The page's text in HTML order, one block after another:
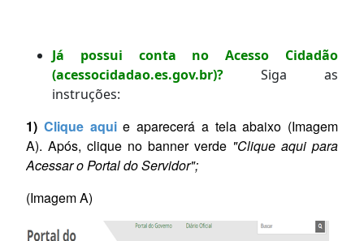
Já possui conta no Acesso Cidadão
(acessocidadao.es.gov.br)?
Siga as
instruções:
1) Clique aqui e aparecerá a tela abaixo (Imagem
A). Após, clique no banner verde "Clique aqui para
Acessar o Portal do Servidor";
(Imagem A)